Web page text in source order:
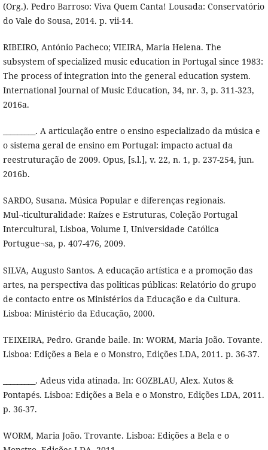
(Org.). Pedro Barroso: Viva Quem Canta! Lousada: Conservatório
do Vale do Sousa, 2014. p. vii-14.
RIBEIRO, António Pacheco; VIEIRA, Maria Helena. The
subsystem of specialized music education in Portugal since 1983:
The process of integration into the general education system.
International Journal of Music Education, 34, nr. 3, p. 311-323,
2016a.
_________. A articulação entre o ensino especializado da música e
o sistema geral de ensino em Portugal: impacto actual da
reestruturação de 2009. Opus, [s.l.], v. 22, n. 1, p. 237-254, jun.
2016b.
SARDO, Susana. Música Popular e diferenças regionais.
Mul¬ticulturalidade: Raí­zes e Estruturas, Coleção Portugal
Intercultural, Lisboa, Volume I, Universidade Católica
Portugue¬sa, p. 407-476, 2009.
SILVA, Augusto Santos. A educação artí­stica e a promoção das
artes, na perspectiva das politicas públicas: Relatório do grupo
de contacto entre os Ministérios da Educação e da Cultura.
Lisboa: Ministério da Educação, 2000.
TEIXEIRA, Pedro. Grande baile. In: WORM, Maria João. Tovante.
Lisboa: Edições a Bela e o Monstro, Edições LDA, 2011. p. 36-37.
_________. Adeus vida atinada. In: GOZBLAU, Alex. Xutos &
Pontapés. Lisboa: Edições a Bela e o Monstro, Edições LDA, 2011.
p. 36-37.
WORM, Maria João. Trovante. Lisboa: Edições a Bela e o